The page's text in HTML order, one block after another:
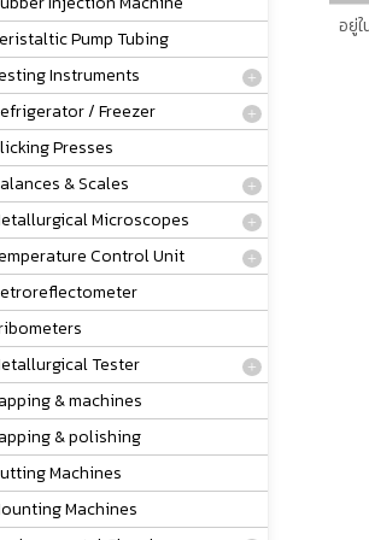
Pump Tubing
Instruments
/ Freezer
Presses
& Scales
Microscopes
Control Unit
Tester
& machines
& polishing
Machines
Machines
อยู่